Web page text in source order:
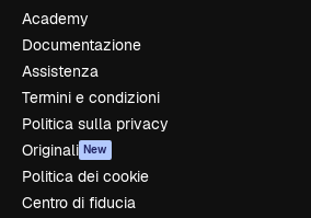
Academy
Documentazione
Assistenza
Termini e condizioni
Politica sulla privacy
Originali New
Politica dei cookie
Centro di fiducia